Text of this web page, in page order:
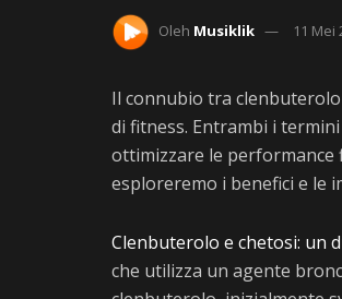
Oleh Musiklik 11 Mei
Il connubio tra
di fitness. Entrambi i
ottimizzare le performance
esploreremo i benefici e le
Clenbuterolo e chetosi: un
che utilizza un agente